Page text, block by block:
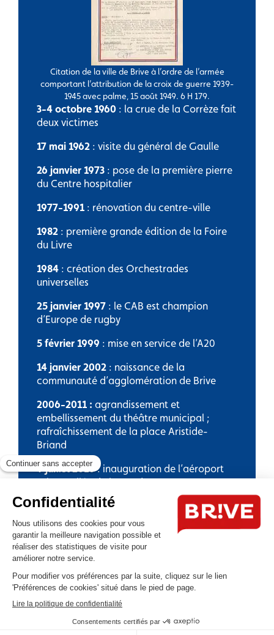
Citation de la ville de Brive à l’ordre de l’armée
comportant l’attribution de la croix de guerre 1939-
1945 avec palme, 15 août 1949. 6 H 179.
3-4 octobre 1960 : la crue de la Corrèze fait
deux victimes
17 mai 1962 : visite du général de Gaulle
26 janvier 1973 : pose de la première pierre
du Centre hospitalier
1977-1991 : rénovation du centre-ville
1982 : première grande édition de la Foire
du Livre
1984 : création des Orchestrades
universelles
25 janvier 1997 : le CAB est champion
d’Europe de rugby
5 février 1999 : mise en service de l’A20
14 janvier 2002 : naissance de la
communauté d’agglomération de Brive
2006-2011 : agrandissement et
embellissement du théâtre municipal ;
rafraîchissement de la place Aristide-
Briand
9 juillet 2010: inauguration de l’aéroport
Brive-Vallée de la Dordogne
Photographie Brivemag’, juillet 2010.
mars-octobre 2012 :
archéologiques aux abords de la collégiale
Saint-Martin